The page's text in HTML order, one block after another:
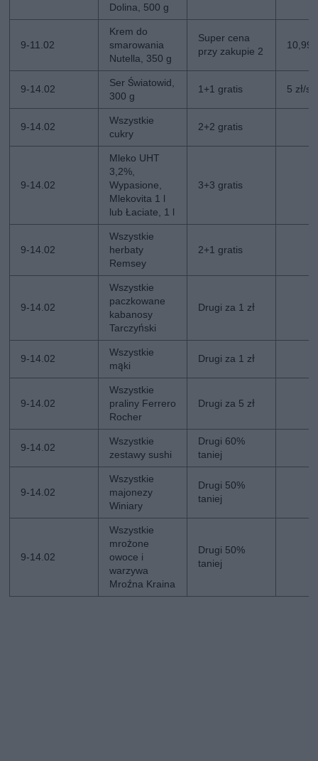
Dolina, 500 g
9-11.02
Krem do
smarowania
Nutella, 350 g
Super cena
przy zakupie 2
10,99
9-14.02
Ser Światowid,
300 g
1+1 gratis 5 zł/
9-14.02
Wszystkie
cukry
2+2 gratis
9-14.02
Mleko UHT
3,2%,
Wypasione,
Mlekovita 1 l
lub Łaciate, 1 l
3+3 gratis
9-14.02
Wszystkie
herbaty
Remsey
2+1 gratis
9-14.02
Wszystkie
paczkowane
kabanosy
Tarczyński
Drugi za 1 zł
9-14.02
Wszystkie
mąki
Drugi za 1 zł
9-14.02
Wszystkie
praliny Ferrero
Rocher
Drugi za 5 zł
9-14.02
Wszystkie
zestawy sushi
Drugi 60%
taniej
9-14.02
Wszystkie
majonezy
Winiary
Drugi 50%
taniej
9-14.02
Wszystkie
mrożone
owoce i
warzywa
Mroźna Kraina
Drugi 50%
taniej